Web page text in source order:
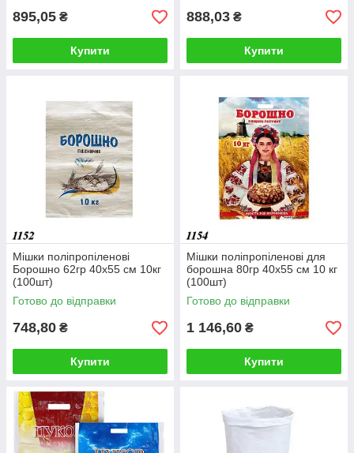
895,05 ₴
Купити
888,03 ₴
Купити
Мішки поліпропіленові
Борошно 62гр 40х55 см 10кг
(100шт)
Готово до відправки
748,80 ₴
Купити
Мішки поліпропіленові для
борошна 80гр 40х55 см 10 кг
(100шт)
Готово до відправки
1 146,60 ₴
Купити